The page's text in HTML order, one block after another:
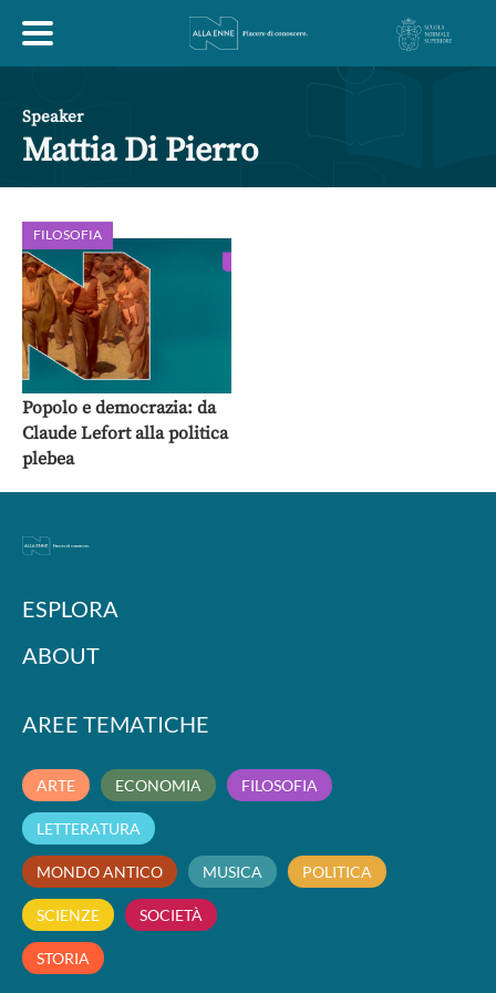
ESPLORA
ABOUT
ARTE
LETTERATURA MONDO ANTICO
POLITICA SCIENZE
Speaker
Mattia Di Pierro
FILOSOFIA
Popolo e democrazia: da
Claude Lefort alla politica
plebea
ESPLORA
ABOUT
AREE TEMATICHE
ARTE ECONOMIA FILOSOFIA
LETTERATURA
MONDO ANTICO MUSICA POLITICA
SCIENZE SOCIETÀ
STORIA